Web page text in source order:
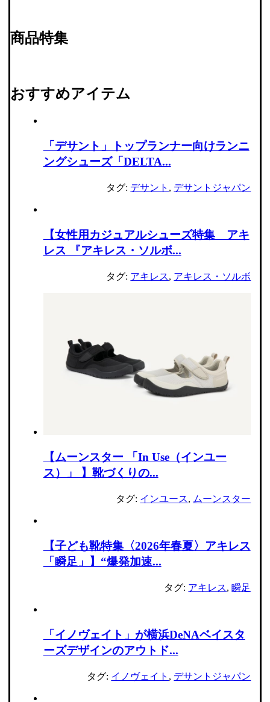
商品特集
おすすめアイテム
「デサント」トップランナー向けランニ
ングシューズ「DELTA...
タグ: デサント , デサントジャパン
【女性用カジュアルシューズ特集 アキ
レス 『アキレス・ソルボ...
タグ: アキレス, アキレス・ソルボ
【ムーンスター 「In Use（インユー
ス）」 】靴づくりの...
タグ: インユース, ムーンスター
【子ども靴特集〈2026年春夏〉アキレス
「瞬足」】“爆発加速...
タグ: アキレス,瞬足
「イノヴェイト」が横浜DeNAベイスタ
ーズデザインのアウトド...
タグ: イノヴェイト , デサントジャパン